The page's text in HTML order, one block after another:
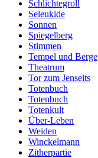
Schlichtegroll
Seleukide
Sonnen
Spiegelberg
Stimmen
Tempel und Berge
Theatrum
Tor zum Jenseits
Totenbuch
Totenbuch
Totenkult
Über-Leben
Weiden
Winckelmann
Zitherpartie